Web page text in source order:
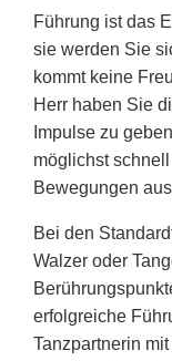
Führung ist das
sie werden Sie
kommt keine
Herr haben Sie
Impulse zu
möglichst
Bewegungen
Bei den
Walzer oder
erfolgreiche
Tanzpartnerin